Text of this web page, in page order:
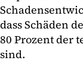
dass Schäden
80 Prozent der
sind.